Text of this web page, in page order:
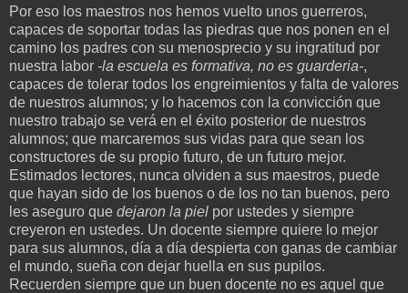
Por eso los maestros nos hemos vuelto unos guerreros,
capaces de soportar todas las piedras que nos ponen en el
camino los padres con su menosprecio y su ingratitud por
nuestra labor -la escuela es formativa, no es guarderia-,
capaces de tolerar todos los engreimientos y falta de valores
de nuestros alumnos; y lo hacemos con la convicción que
nuestro trabajo se verá en el éxito posterior de nuestros
alumnos; que marcaremos sus vidas para que sean los
constructores de su propio futuro, de un futuro mejor.
Estimados lectores, nunca olviden a sus maestros, puede
que hayan sido de los buenos o de los no tan buenos, pero
les aseguro que dejaron la piel por ustedes y siempre
creyeron en ustedes. Un docente siempre quiere lo mejor
para sus alumnos, día a día despierta con ganas de cambiar
el mundo, sueña con dejar huella en sus pupilos.
Recuerden siempre que un buen docente no es aquel que